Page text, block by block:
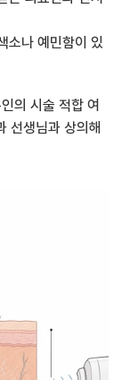
소나 예민함이 있
의 시술 적합 여
선생님과 상의해